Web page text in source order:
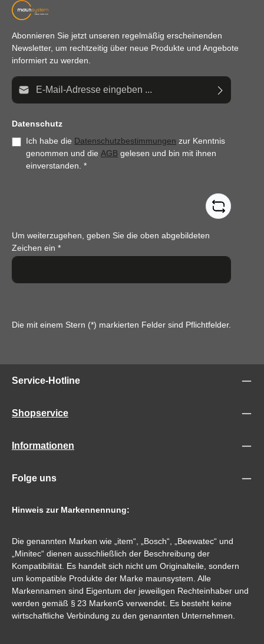
Abonnieren Sie jetzt unseren regelmäßig erscheinenden
Newsletter, um rechtzeitig über neue Produkte und Angebote
informiert zu werden.
E-Mail-Adresse*
Datenschutz
Ich habe die Datenschutzbestimmungen zur Kenntnis
genommen und die AGB gelesen und bin mit ihnen
einverstanden. *
Um weiterzugehen, geben Sie die oben abgebildeten
Zeichen ein *
Die mit einem Stern (*) markierten Felder sind Pflichtfelder.
Service-Hotline
Shopservice
Informationen
Folge uns
Hinweis zur Markennennung:
Die genannten Marken wie „item“, „Bosch“, „Beewatec“ und
„Minitec“ dienen ausschließlich der Beschreibung der
Kompatibilität. Es handelt sich nicht um Originalteile, sondern
um kompatible Produkte der Marke maunsystem. Alle
Markennamen sind Eigentum der jeweiligen Rechteinhaber und
werden gemäß § 23 MarkenG verwendet. Es besteht keine
wirtschaftliche Verbindung zu den genannten Unternehmen.